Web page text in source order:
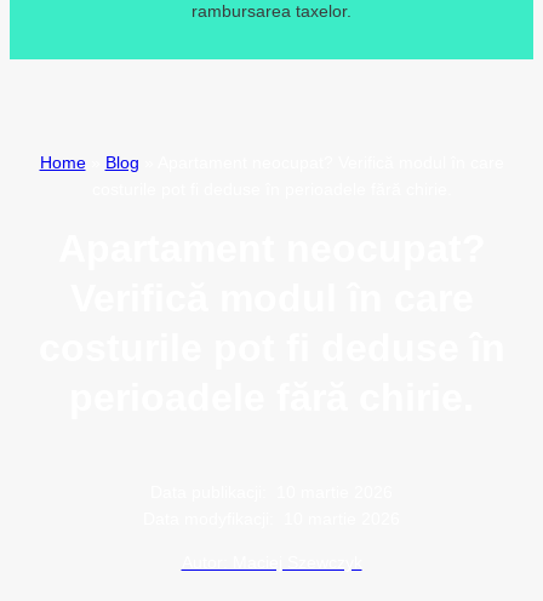
rambursarea taxelor.
Home» Blog